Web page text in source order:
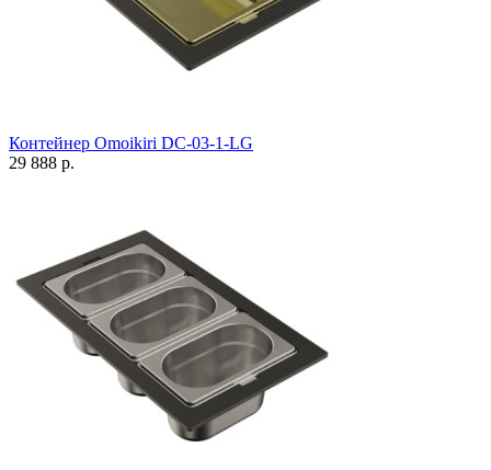
Контейнер Omoikiri DC-03-1-LG
29 888 р.